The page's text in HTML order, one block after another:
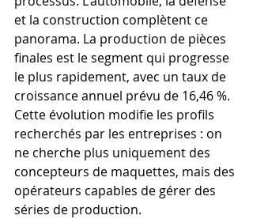
et la construction complètent ce
panorama. La production de pièces
finales est le segment qui progresse
le plus rapidement, avec un taux de
croissance annuel prévu de 16,46 %.
Cette évolution modifie les profils
recherchés par les entreprises : on
ne cherche plus uniquement des
concepteurs de maquettes, mais des
opérateurs capables de gérer des
séries de production.